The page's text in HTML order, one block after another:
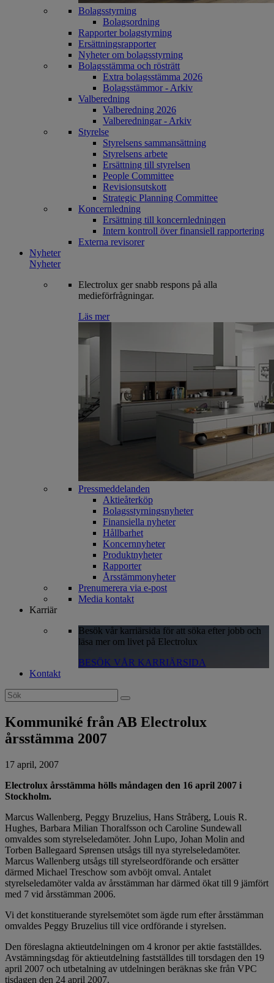
Bolagsstyrning
Bolagsordning
Rapporter bolagstyrning
Ersättningsrapporter
Nyheter om bolagsstyrning
Bolagsstämma och rösträtt
Extra bolagsstämma 2026
Bolagsstämmor - Arkiv
Valberedning
Valberedning 2026
Valberedningar - Arkiv
Styrelse
Styrelsens sammansättning
Styrelsens arbete
Ersättning till styrelsen
People Committee
Revisionsutskott
Strategic Planning Committee
Koncernledning
Ersättning till koncernledningen
Intern kontroll över finansiell rapportering
Externa revisorer
Nyheter
Nyheter
Electrolux ger snabb respons på alla
medieförfrågningar.
Läs mer
Pressmeddelanden
Aktieåterköp
Bolagsstyrningsnyheter
Finansiella nyheter
Hållbarhet
Koncernnyheter
Produktnyheter
Rapporter
Årsstämmonyheter
Prenumerera via e-post
Media kontakt
Karriär
Besök vår karriärsida för att söka efter jobb och
läsa mer om livet på Electrolux
BESÖK VÅR KARRIÄRSIDA
Kontakt
Search
for:
Kommuniké från AB Electrolux
årsstämma 2007
17 april, 2007
Electrolux årsstämma hölls måndagen den 16 april 2007 i
Stockholm.
Marcus Wallenberg, Peggy Bruzelius, Hans Stråberg, Louis R.
Hughes, Barbara Milian Thoralfsson och Caroline Sundewall
omvaldes som styrelseledamöter. John Lupo, Johan Molin and
Torben Ballegaard Sørensen utsågs till nya styrelseledamöter.
Marcus Wallenberg utsågs till styrelseordförande och ersätter
därmed Michael Treschow som avböjt omval. Antalet
styrelseledamöter valda av årsstämman har därmed ökat till 9 jämfört
med 7 vid årsstämman 2006.
Vi det konstituerande styrelsemötet som ägde rum efter årsstämman
omvaldes Peggy Bruzelius till vice ordförande i styrelsen.
Den föreslagna aktieutdelningen om 4 kronor per aktie fastställdes.
Avstämningsdag för aktieutdelning fastställdes till torsdagen den 19
april 2007 och utbetalning av utdelningen beräknas ske från VPC
tisdagen den 24 april 2007.